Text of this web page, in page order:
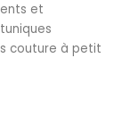
et
couture à petit